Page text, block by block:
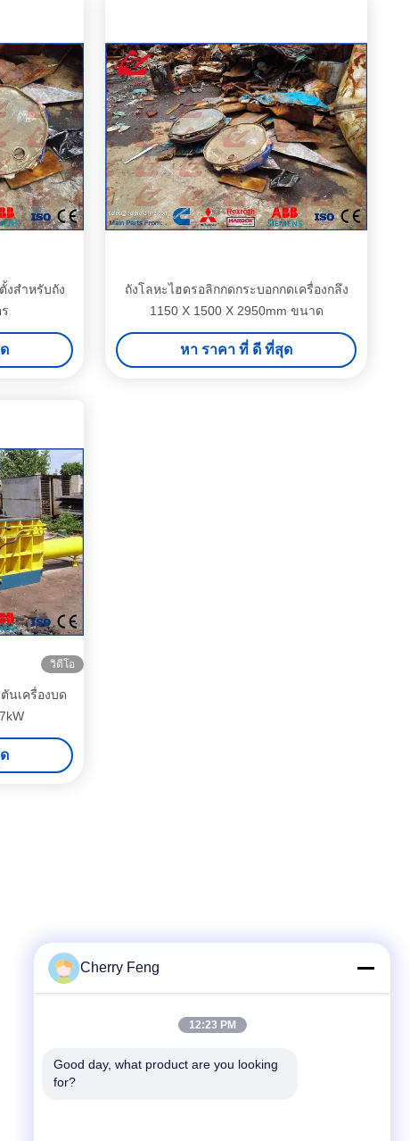
งสำหรับถัง
ถังโลหะไฮดรอลิกกดกระบอกกดเครื่องกลึง
1150 X 1500 X 2950mm ขนาด
หา ราคา ที่ ดี ที่สุด
วิดีโอ
นเครื่องบด
โทรศัพท์
Cherry Feng
12:23 PM
Good day, what product are you looking
for?